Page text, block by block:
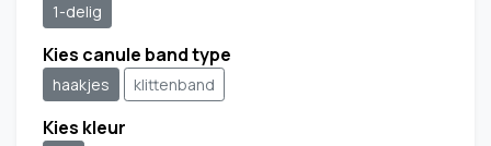
1-delig
Kies canule band type
haakjes klittenband
Kies kleur